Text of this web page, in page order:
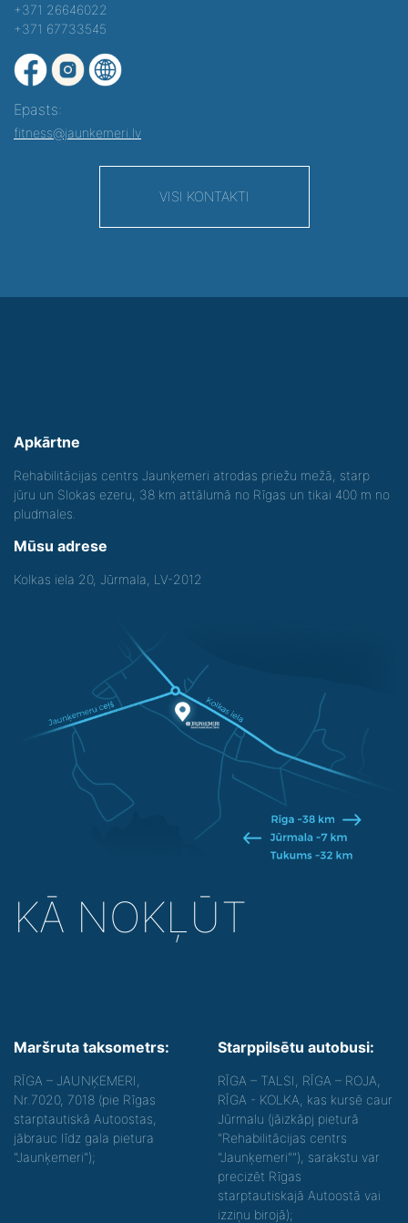
+371 26646022
+371 67733545
Epasts:
fitness@jaunkemeri.lv
VISI KONTAKTI
Apkārtne
Rehabilitācijas centrs Jaunķemeri atrodas priežu mežā, starp
jūru un Slokas ezeru, 38 km attālumā no Rīgas un tikai 400 m no
pludmales.
Mūsu adrese
Kolkas iela 20, Jūrmala, LV-2012
KĀ NOKĻŪT
Maršruta taksometrs:
RĪGA – JAUNĶEMERI,
Nr.7020, 7018 (pie Rīgas
starptautiskā Autoostas,
jābrauc līdz gala pietura
"Jaunķemeri");
Starppilsētu autobusi:
RĪGA – TALSI, RĪGA – ROJA,
RĪGA - KOLKA, kas kursē caur
Jūrmalu (jāizkāpj pieturā
"Rehabilitācijas centrs
"Jaunķemeri""), sarakstu var
precizēt Rīgas
starptautiskajā Autoostā vai
izziņu birojā);